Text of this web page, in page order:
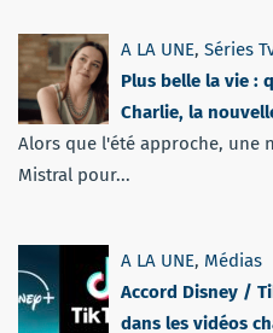
A LA UNE, Séries
Plus belle la vie :
Charlie, la
Alors que l'été approche, une
Mistral pour...
A LA UNE, Médias
Accord Disney /
dans les vidéos